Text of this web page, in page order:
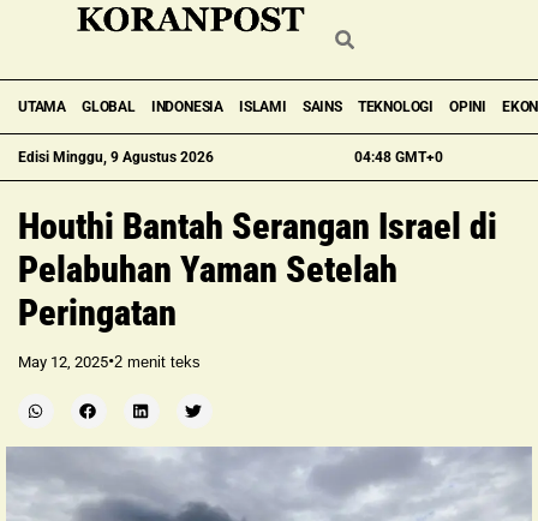
Edisi Minggu, 9 Agustus 2026 04:48 GMT+0
UTAMA GLOBAL INDONESIA ISLAMI SAINS TEKNOLOGI OPINI
Houthi Bantah Serangan Israel di
Pelabuhan Yaman Setelah
Peringatan
May 12, 2025•2 menit teks